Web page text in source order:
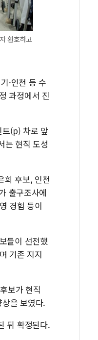
환호하고
·인천 등 수
과정에서 진
(p) 차로 앞
는 현직 도성
희 후보, 인천
출구조사에
경험 등이
들이 선전했
기존 지지
보가 현직
을 보였다.
뒤 확정된다.